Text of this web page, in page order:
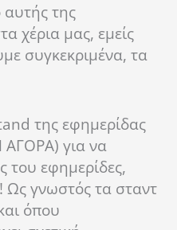
αυτής της
χέρια μας, εμείς
συγκεκριμένα, τα
της εφημερίδας
για να
του εφημερίδες,
Ως γνωστός τα σταντ
όπου